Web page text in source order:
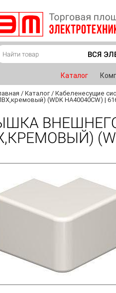
ВСЯ
Каталог
/ Каталог / Кабеленесущие
(WDK HA40040CW) |